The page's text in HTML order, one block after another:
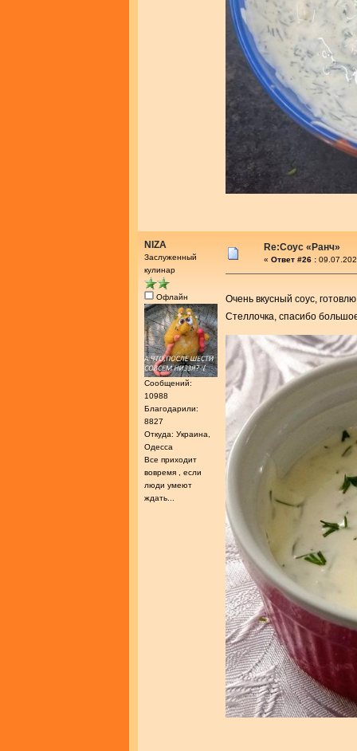
NIZA
Заслуженный
кулинар
Офлайн
Сообщений:
10988
Благодарили:
8827
Откуда: Украина,
Одесса
Все приходит
вовремя , если
люди умеют
ждать...
Re:Соус «Ранч»
« Ответ #26 :
Очень вкусный соус,
Стеллочка, спасибо